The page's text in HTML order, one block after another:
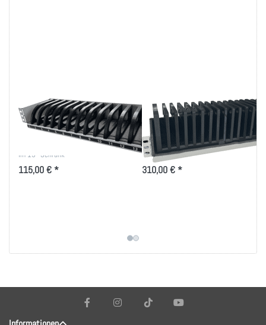
Smartphone/Handy
Ablage 14-fach
Ablagefächer für 14 Smartphones
im 19"-Schrank
115,00 € *
Induktives
Lademodul
Ablage- und Ladefächer für
Smartphones im 19"-Schrank
310,00 € *